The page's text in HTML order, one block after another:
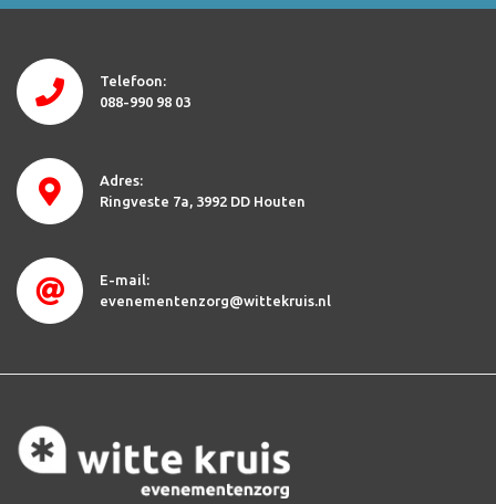
Telefoon:
088-990 98 03
Adres:
Ringveste 7a 3992 DD Houten
E-mail:
evenementenzorg@wittekruis.nl